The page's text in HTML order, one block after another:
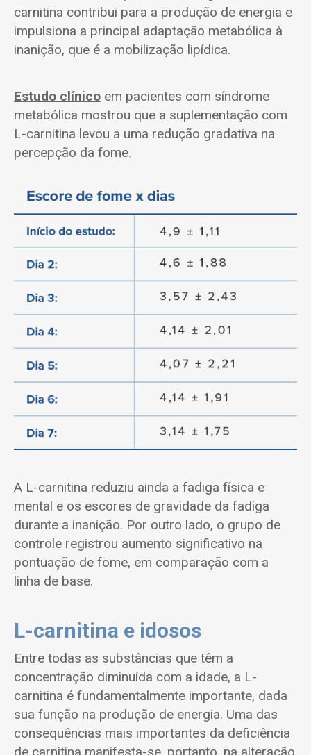
carnitina contribui para a produção de energia e
impulsiona a principal adaptação metabólica à
inanição, que é a mobilização lipídica.
Estudo clínico em pacientes com síndrome
metabólica mostrou que a suplementação com
L-carnitina levou a uma redução gradativa na
percepção da fome.
A L-carnitina reduziu ainda a fadiga física e
mental e os escores de gravidade da fadiga
durante a inanição. Por outro lado, o grupo de
controle registrou aumento significativo na
pontuação de fome, em comparação com a
linha de base.
L-carnitina e idosos
Entre todas as substâncias que têm a
concentração diminuída com a idade, a L-
carnitina é fundamentalmente importante, dada
sua função na produção de energia. Uma das
consequências mais importantes da deficiência